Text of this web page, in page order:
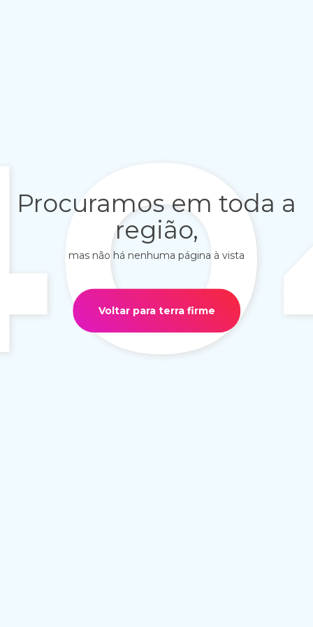
Procuramos em toda a
região,
mas não há nenhuma página à vista
Voltar para terra firme